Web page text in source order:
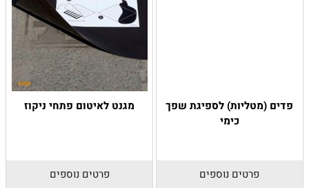
פדים (מטליות) לספיגת שפך
כימי
פרטים נוספים
מגנט לאיטום פתחי ניקוז
פרטים נוספים